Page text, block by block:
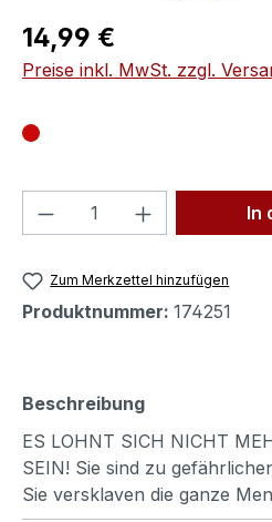
Regulärer Preis:
14,99 €
Preise inkl. MwSt. zzgl.
Produkt Anzahl: In
Zum Merkzettel hinzufügen
Produktnummer: 174251
Beschreibung
ES LOHNT SICH NICHT
SEIN! Sie sind zu
Sie versklaven die ganze